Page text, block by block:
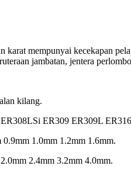
karat mempunyai kecekapan
jambatan, jentera
kilang.
ER309 ER309L
1.0mm 1.2mm 1.6mm.
2.4mm 3.2mm 4.0mm.